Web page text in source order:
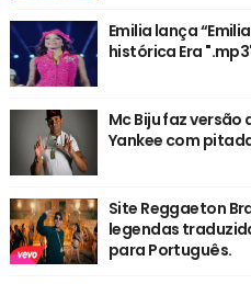
Emilia lança
histórica Era
Mc Biju faz versão
Yankee com
Site Reggaeton
legendas
para Português.